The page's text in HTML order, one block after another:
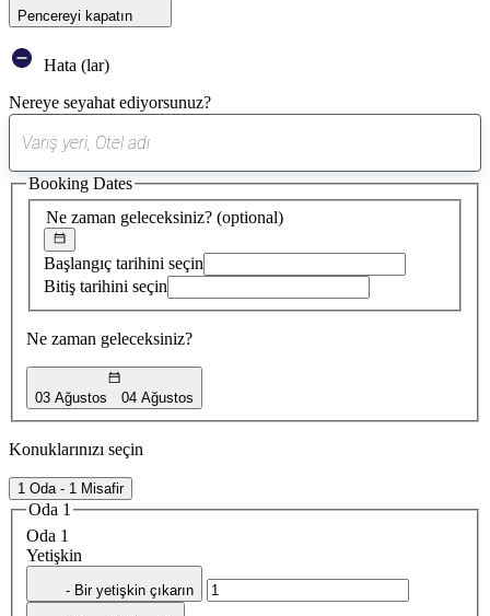
Pencereyi kapatın
Hata (lar)
Nereye seyahat ediyorsunuz?
öneri
bulundu
Ne zaman geleceksiniz? (optional)
Başlangıç tarihini seçin
Bitiş tarihini seçin
Ne zaman geleceksiniz?
03 Ağustos 04 Ağustos
Booking Dates
Konuklarınızı seçin
1 Oda - 1 Misafir
Oda 1
Oda 1
Yetişkin
- Bir yetişkin çıkarın